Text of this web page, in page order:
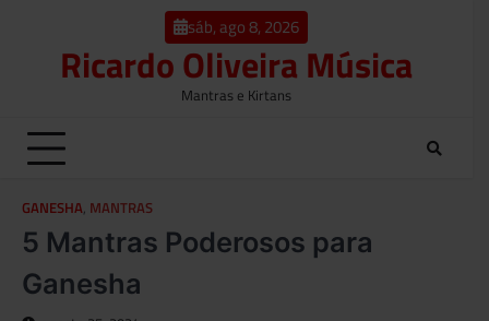
sáb, ago 8, 2026
Ricardo Oliveira Música
Mantras e Kirtans
GANESHA, MANTRAS
5 Mantras Poderosos para
Ganesha